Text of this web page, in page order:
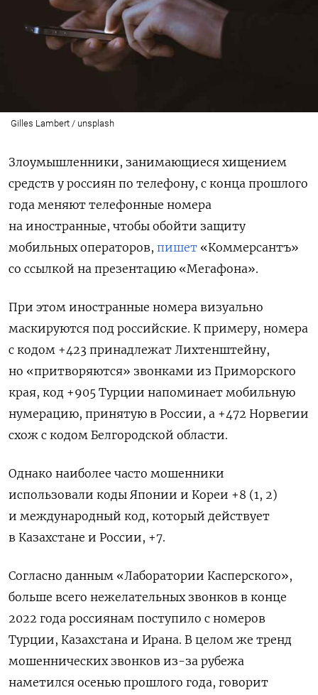
Gilles Lambert / unsplash
Злоумышленники, занимающиеся хищением
средств у россиян по телефону, с конца прошлого
года меняют телефонные номера
на иностранные, чтобы обойти защиту
мобильных операторов, пишет «Коммерсантъ»
со ссылкой на презентацию «Мегафона».
При этом иностранные номера визуально
маскируются под российские. К примеру, номера
с кодом +423 принадлежат Лихтенштейну,
но «притворяются» звонками из Приморского
края, код +905 Турции напоминает мобильную
нумерацию, принятую в России, а +472 Норвегии
схож с кодом Белгородской области.
Однако наиболее часто мошенники
использовали коды Японии и Кореи +8 (1, 2)
и международный код, который действует
в Казахстане и России, +7.
Согласно данным «Лаборатории Касперского»,
больше всего нежелательных звонков в конце
2022 года россиянам поступило с номеров
Турции, Казахстана и Ирана. В целом же тренд
мошеннических звонков из-за рубежа
наметился осенью прошлого года, говорит